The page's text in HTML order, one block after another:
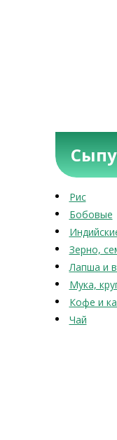
Рис
Бобовые
Зерно,
Лапша и
Мука,
Кофе и
Чай